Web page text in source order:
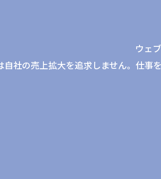
ウェ
自社の売上拡大を追求しません。仕事